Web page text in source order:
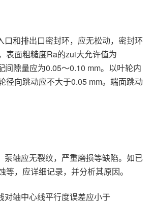
口和排出口密封环，应无松动，密封环
表面粗糙度Ra的zui大允许值为
间隙量应为0.05～0.10 mm。以叶轮内
径向跳动应不大于0.05 mm。端面跳动
泵轴应无裂纹，严重磨损等缺陷。如已
等，应详细记录，并分析其原因。
对轴中心线平行度误差应小于